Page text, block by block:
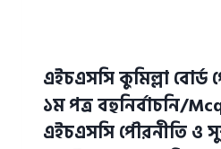
এইচএসসি কুমিল্লা
১ম পত্র বহুনির্বাচনি/
এইচএসসি পৌরনীতি ও